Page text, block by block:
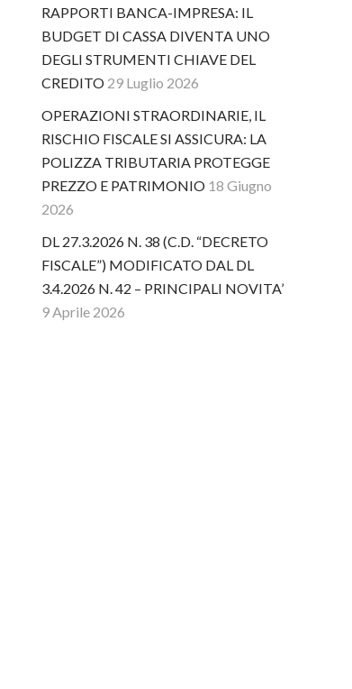
RAPPORTI BANCA-IMPRESA: IL
BUDGET DI CASSA DIVENTA UNO
DEGLI STRUMENTI CHIAVE DEL
CREDITO 29 Luglio 2026
OPERAZIONI STRAORDINARIE, IL
RISCHIO FISCALE SI ASSICURA: LA
POLIZZA TRIBUTARIA PROTEGGE
PREZZO E PATRIMONIO 18 Giugno
2026
DL 27.3.2026 N. 38 (C.D. “DECRETO
FISCALE”) MODIFICATO DAL DL
3.4.2026 N. 42 – PRINCIPALI NOVITA’
9 Aprile 2026